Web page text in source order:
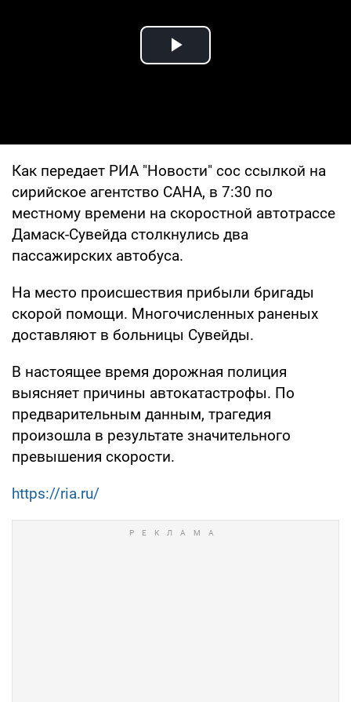
Play Video
Как передает РИА "Новости" сос ссылкой на
сирийское агентство САНА, в 7:30 по
местному времени на скоростной автотрассе
Дамаск-Сувейда столкнулись два
пассажирских автобуса.
На место происшествия прибыли бригады
скорой помощи. Многочисленных раненых
доставляют в больницы Сувейды.
В настоящее время дорожная полиция
выясняет причины автокатастрофы. По
предварительным данным, трагедия
произошла в результате значительного
превышения скорости.
https://ria.ru/